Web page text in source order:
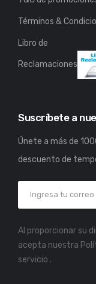
Términos &
Libro de
Reclamaciones
Suscríbete a
Únete a más de
descuento de
Al proporcionar su
acepta nuestra
servicio .